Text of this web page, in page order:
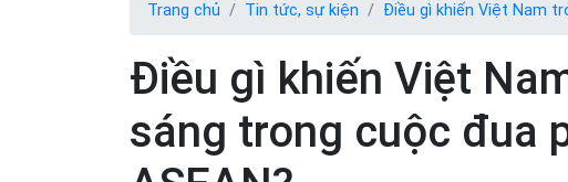
Trang chủ Tin tức, sự kiện Điều gì khiến Việt Nam
Điều gì khiến Việt
sáng trong cuộc đua